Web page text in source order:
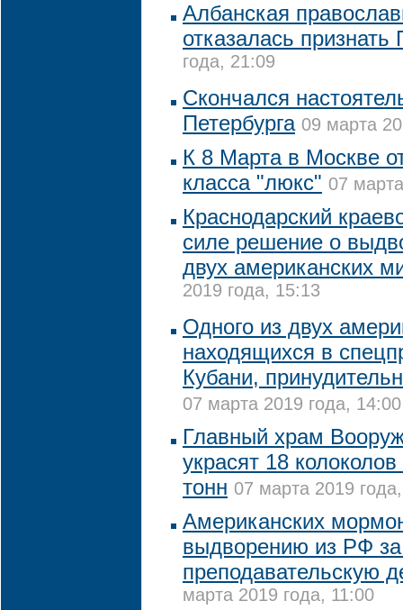
Албанская
отказалась
года, 21:09
Скончался
Петербурга 09 марта
К 8 Марта в Москве
класса "люкс" 07
Краснодарский
силе решение о
двух американских
2019 года, 15:13
Одного из двух
находящихся в
Кубани,
07 марта 2019 года, 14:00
Главный храм
украсят 18
тонн 07 марта 2019
Американских
выдворению из РФ
преподавательскую
марта 2019 года, 11:00